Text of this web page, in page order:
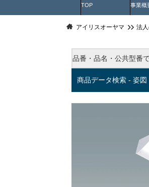
TOP 事業概
アイリスオーヤマ 法
品番・品名・公共型番
商品データ検索 - 姿